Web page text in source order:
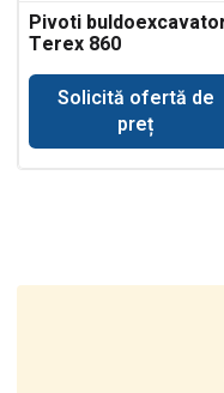
Pivoti
Terex 860
Solicită ofertă de
preț